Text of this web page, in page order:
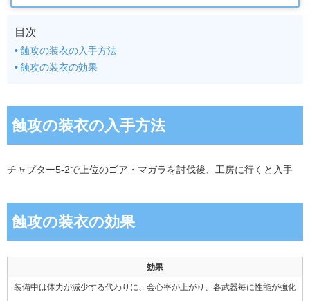
目次
蝕攻の装衣の入手方法
蝕攻の装衣の効果
蝕攻の装衣の入手方法
チャプター5-2で上位のゴア・マガラを討伐後、工房に行くと入手
蝕攻の装衣の効果
効果
装備中は体力が減少する代わりに、会心率が上がり、各武器毎に性能が強化